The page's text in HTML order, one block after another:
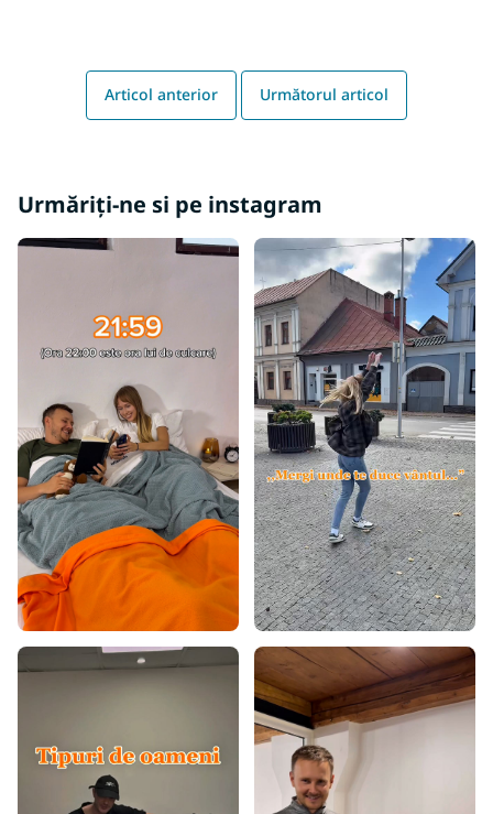
Articol anterior Următorul articol
Urmăriți-ne si pe instagram